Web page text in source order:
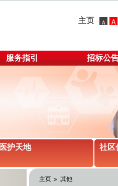
主页
服务指引 招标公
医护天地 社区
主页 其他